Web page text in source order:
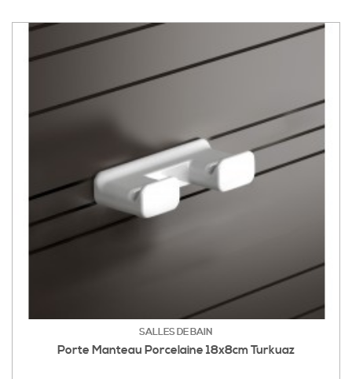
SALLES DE BAIN
Porte Manteau Porcelaine 18x8cm Turkuaz